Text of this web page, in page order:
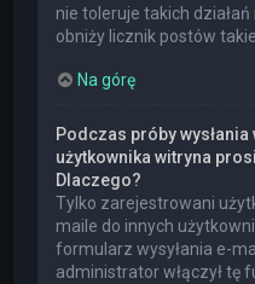
nie toleruje takich
obniży licznik postów
Na górę
Podczas próby
użytkownika witryna
Dlaczego?
Tylko zarejestrowani
maile do innych
formularz wysyłania e-
administrator włączył tę